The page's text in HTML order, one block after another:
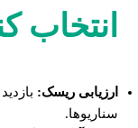
انتخاب
ارزیابی ریسک:
سناریوها.